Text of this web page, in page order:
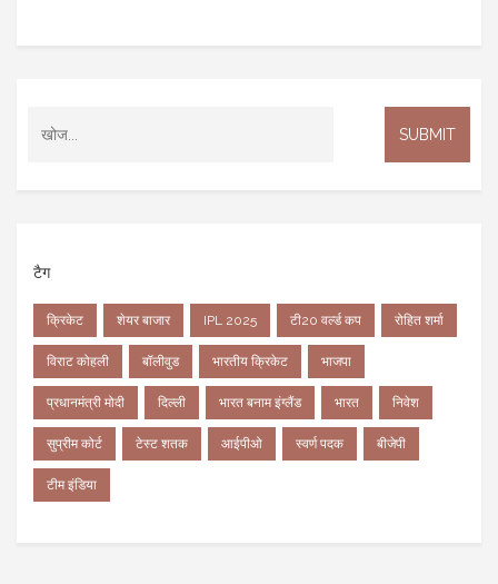
टैग
क्रिकेट शेयर बाजार IPL 2025 टी20 वर्ल्ड कप रोहित शर्मा
विराट कोहली बॉलीवुड भारतीय क्रिकेट भाजपा
प्रधानमंत्री मोदी दिल्ली भारत बनाम इंग्लैंड भारत निवेश
सुप्रीम कोर्ट टेस्ट शतक आईपीओ स्वर्ण पदक बीजेपी
टीम इंडिया